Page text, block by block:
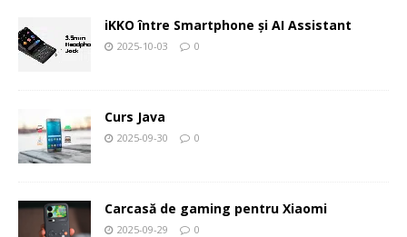
iKKO între Smartphone și AI Assistant
2025-10-03 0
Curs Java
2025-09-30 0
Carcasă de gaming pentru Xiaomi
2025-09-29 0